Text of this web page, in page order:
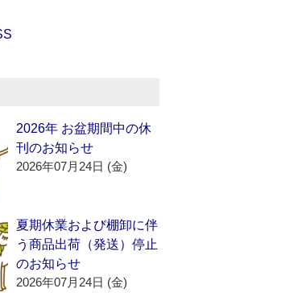
2026年 お盆期間中の休
刊のお知らせ
2026年07月24日 (金)
夏期休業および棚卸に伴
う商品出荷（発送）停止
のお知らせ
2026年07月24日 (金)